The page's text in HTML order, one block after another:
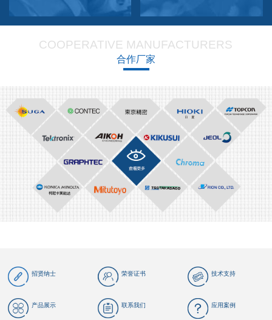
COOPERATIVE MANUFACTURERS
合作厂家
招贤纳士 荣誉证书 技术支持
产品展示 联系我们 应用案例